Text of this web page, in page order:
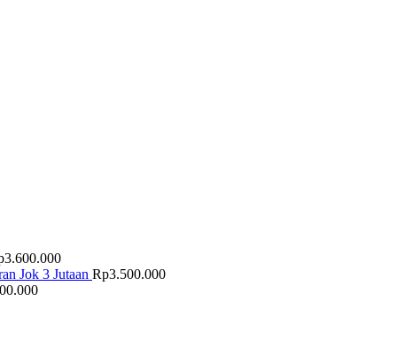
3.600.000
Jok 3 Jutaan Rp3.500.000